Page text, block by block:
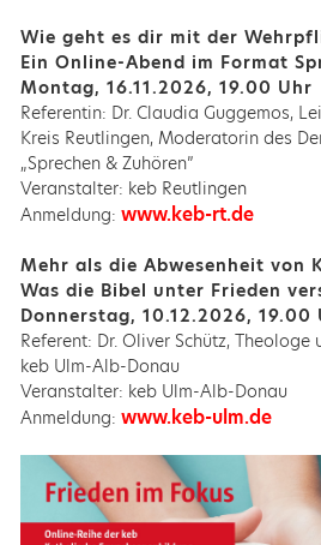
Wie geht es dir mit der
Ein Online-Abend im Format
Montag, 16.11.2026, 19.00 Uhr
Referentin: Dr. Claudia Guggemos,
Kreis Reutlingen, Moderatorin des
„Sprechen & Zuhören”
Veranstalter: keb Reutlingen
Anmeldung: www.keb-rt.de
Mehr als die Abwesenheit von
Was die Bibel unter Frieden
Donnerstag, 10.12.2026, 19.00
Referent: Dr. Oliver Schütz,
keb Ulm-Alb-Donau
Veranstalter: keb Ulm-Alb-Donau
Anmeldung: www.keb-ulm.de